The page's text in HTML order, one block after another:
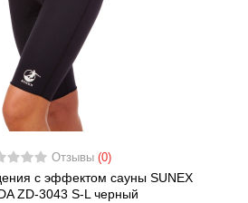
Отзывы (0)
с эффектом сауны SUNEX
ZD-3043 S-L черный